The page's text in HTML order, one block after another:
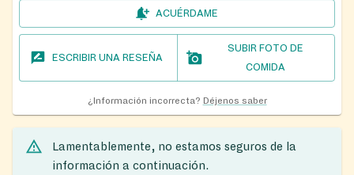
ACUÉRDAME
ESCRIBIR UNA RESEÑA
SUBIR FOTO DE
COMIDA
¿Información incorrecta? Déjenos saber
Lamentablemente, no estamos seguros de la
información a continuación.